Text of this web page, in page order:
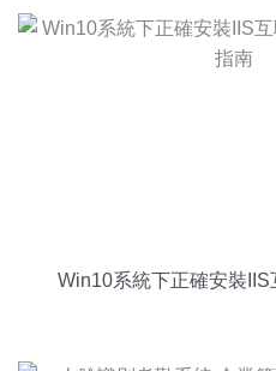
Win10系統下正確安裝